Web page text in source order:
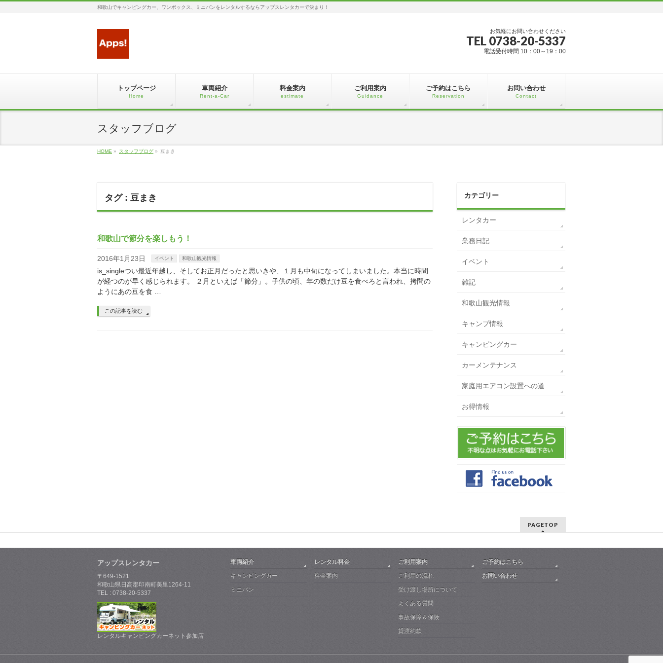
和歌山でキャンピングカー、ワンボックス、ミニバンをレンタルするならアップスレンタカーで決まり！
お気軽にお問い合わせください
TEL 0738-20-5337
電話受付時間 10：00～19：00
トップページ
Home
車両紹介
Rent-a-Car
料金案内
estimate
ご利用案内
Guidance
ご予約はこちら
Reservation
お問い合わせ
Contact
スタッフブログ
HOME » スタッフブログ » 豆まき
タグ : 豆まき
和歌山で節分を楽しもう！
2016年1月23日 イベント 和歌山観光情報
is_singleつい最近年越し、そしてお正月だったと思いきや、１月も中旬になってしまいました。本当に時間
が経つのが早く感じられます。 ２月といえば「節分」。子供の頃、年の数だけ豆を食べろと言われ、拷問の
ようにあの豆を食 …
この記事を読む
カテゴリー
レンタカー
業務日記
イベント
雑記
和歌山観光情報
キャンプ情報
キャンピングカー
カーメンテナンス
家庭用エアコン設置への道
お得情報
PAGETOP
アップスレンタカー
〒649-1521
和歌山県日高郡印南町美里1264-11
TEL : 0738-20-5337
レンタルキャンピングカーネット参加店
車両紹介
キャンピングカー
ミニバン
レンタル料金
料金案内
ご利用案内
ご利用の流れ
受け渡し場所について
よくある質問
事故保障＆保険
貸渡約款
ご予約はこちら
お問い合わせ